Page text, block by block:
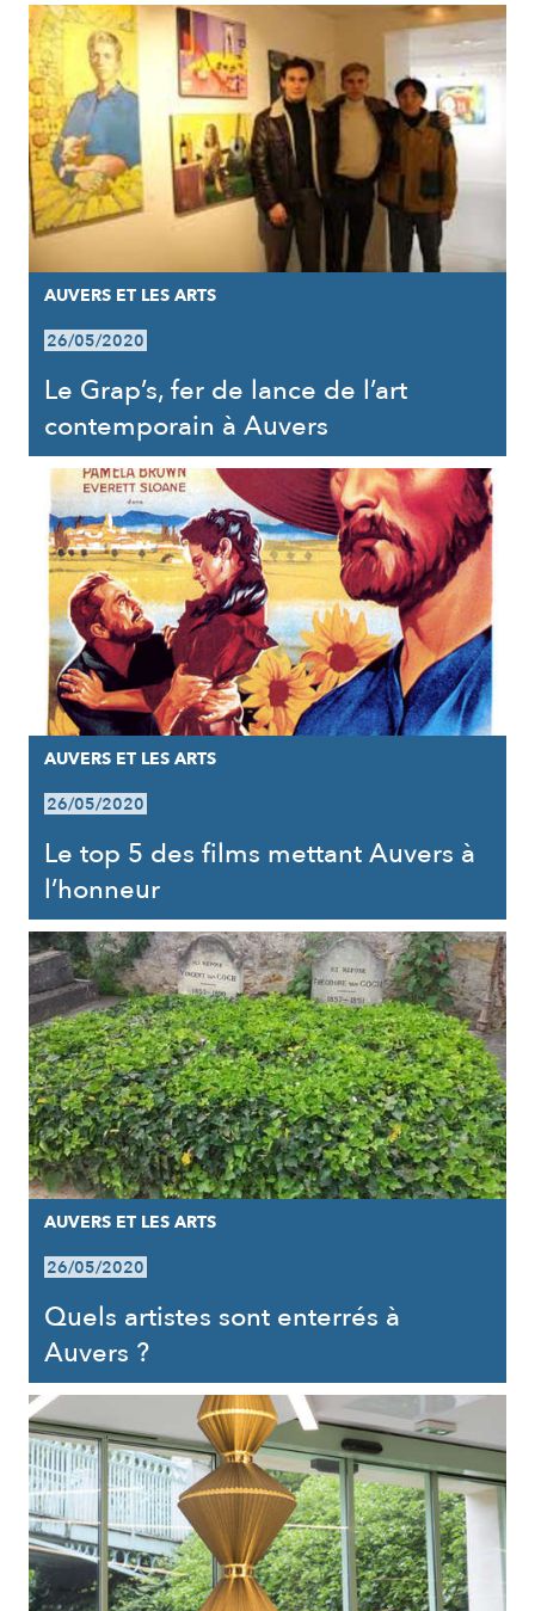
AUVERS ET LES ARTS
26/05/2020
Le Grap’s, fer de lance de l’art
contemporain à Auvers
AUVERS ET LES ARTS
26/05/2020
Le top 5 des films mettant Auvers à
l’honneur
AUVERS ET LES ARTS
26/05/2020
Quels artistes sont enterrés à
Auvers ?